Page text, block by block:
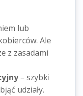
lub
Ale
z zasadami
– szybki
udziały.